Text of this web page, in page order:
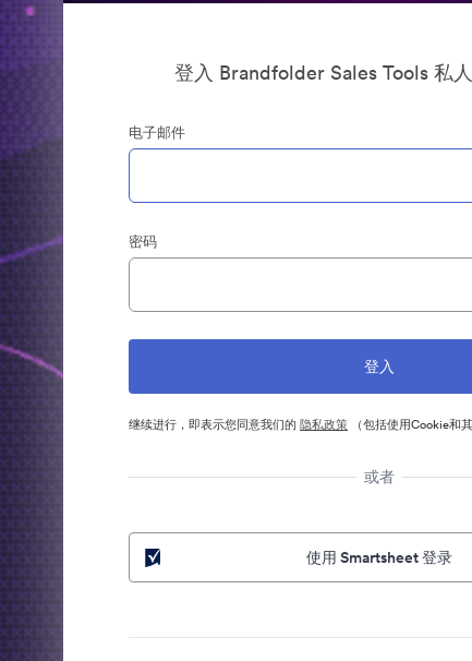
登入 Brandfolder Sales Tools 私
电子邮件
密码
继续进行，即表示您同意我们的隐私政策 （包括使用Cookie和
或者
使用 Smartsheet 登录